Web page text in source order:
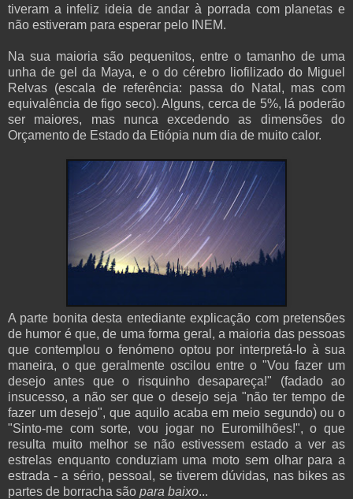
tiveram a infeliz ideia de andar à porrada com planetas e
não estiveram para esperar pelo INEM.
Na sua maioria são pequenitos, entre o tamanho de uma
unha de gel da Maya, e o do cérebro liofilizado do Miguel
Relvas (escala de referência: passa do Natal, mas com
equivalência de figo seco). Alguns, cerca de 5%, lá poderão
ser maiores, mas nunca excedendo as dimensões do
Orçamento de Estado da Etiópia num dia de muito calor.
A parte bonita desta entediante explicação com pretensões
de humor é que, de uma forma geral, a maioria das pessoas
que contemplou o fenómeno optou por interpretá-lo à sua
maneira, o que geralmente oscilou entre o "Vou fazer um
desejo antes que o risquinho desapareça!" (fadado ao
insucesso, a não ser que o desejo seja "não ter tempo de
fazer um desejo", que aquilo acaba em meio segundo) ou o
"Sinto-me com sorte, vou jogar no Euromilhões!", o que
resulta muito melhor se não estivessem estado a ver as
estrelas enquanto conduziam uma moto sem olhar para a
estrada - a sério, pessoal, se tiverem dúvidas, nas bikes as
partes de borracha são para baixo...